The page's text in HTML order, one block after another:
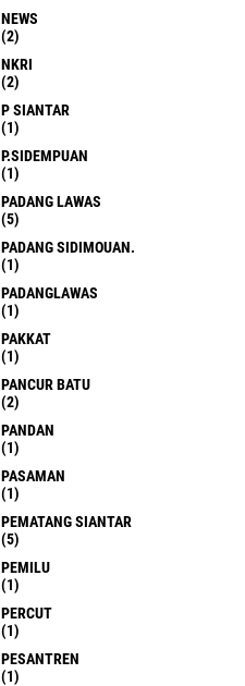
NEWS
(2)
NKRI
(2)
P SIANTAR
(1)
P.SIDEMPUAN
(1)
PADANG LAWAS
(5)
PADANG SIDIMOUAN.
(1)
PADANGLAWAS
(1)
PAKKAT
(1)
PANCUR BATU
(2)
PANDAN
(1)
PASAMAN
(1)
PEMATANG SIANTAR
(5)
PEMILU
(1)
PERCUT
(1)
PESANTREN
(1)